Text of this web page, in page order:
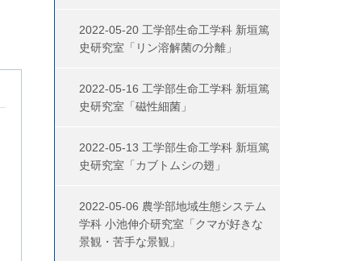
2022-05-20 工学部生命工学科 新垣篤
史研究室「リン溶解菌の分離」
2022-05-16 工学部生命工学科 新垣篤
史研究室「磁性細菌」
2022-05-13 工学部生命工学科 新垣篤
史研究室「カブトムシの翅」
2022-05-06 農学部地域生態システム
学科 小池伸介研究室「クマが好きな
景観・苦手な景観」